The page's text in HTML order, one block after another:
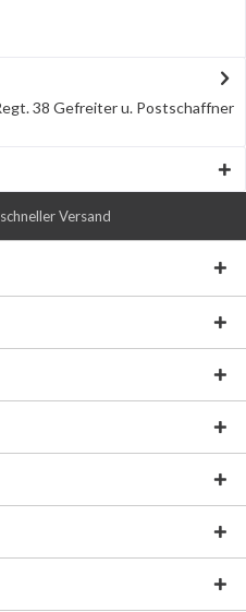
38 Gefreiter u. Postschaffner
Versand